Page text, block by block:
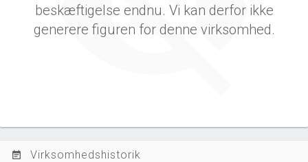
beskæftigelse endnu. Vi kan derfor ikke
generere figuren for denne virksomhed.
event_note Virksomhedshistorik